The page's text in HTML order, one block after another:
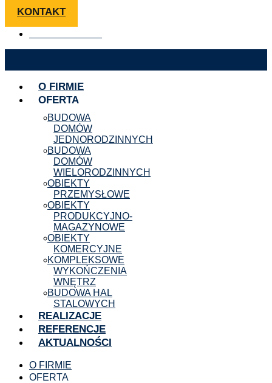
KONTAKT
O FIRMIE
OFERTA
BUDOWA
DOMÓW
JEDNORODZINNYCH
BUDOWA
DOMÓW
WIELORODZINNYCH
OBIEKTY
PRZEMYSŁOWE
OBIEKTY
PRODUKCYJNO-
MAGAZYNOWE
OBIEKTY
KOMERCYJNE
KOMPLEKSOWE
WYKOŃCZENIA
WNĘTRZ
BUDOWA HAL
STALOWYCH
REALIZACJE
REFERENCJE
AKTUALNOŚCI
O FIRMIE
OFERTA